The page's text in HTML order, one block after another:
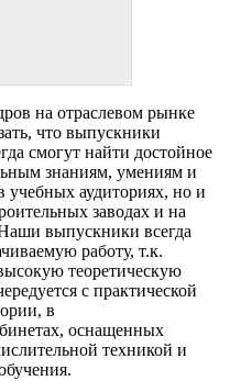
на отраслевом рынке
что выпускники
смогут найти достойное
знаниям, умениям и
аудиториях, но и
заводах и на
выпускники всегда
работу, т.к.
теоретическую
с практической
в
оснащенных
техникой и